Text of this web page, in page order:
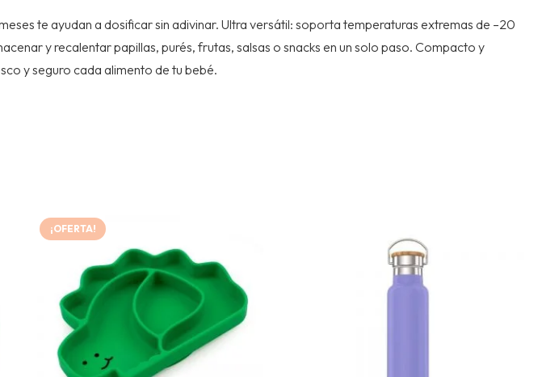
te ayudan a dosificar sin adivinar. Ultra versátil: soporta temperaturas extremas de –20
y recalentar papillas, purés, frutas, salsas o snacks en un solo paso. Compacto y
y seguro cada alimento de tu bebé.
¡OFERTA!